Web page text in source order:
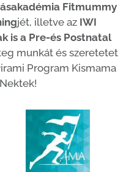
Fitmummy
jét, illetve az IWI
is a Pre-és Postnatal
munkát és szeretetet
Program Kismama